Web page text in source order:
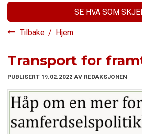
SE HVA SOM
Tilbake / Hjem
Transport for
PUBLISERT 19.02.2022 AV REDAKSJONEN